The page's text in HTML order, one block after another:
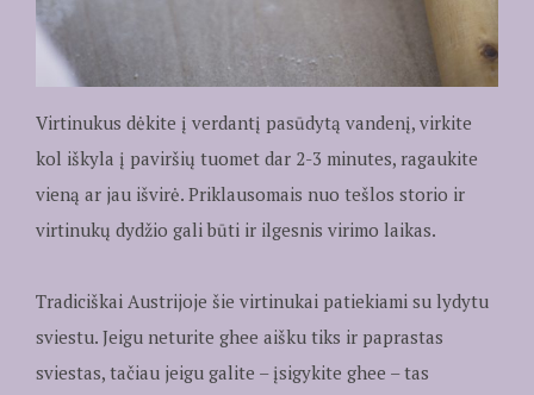
Virtinukus dėkite į verdantį pasūdytą vandenį, virkite
kol iškyla į paviršių tuomet dar 2-3 minutes, ragaukite
vieną ar jau išvirė. Priklausomais nuo tešlos storio ir
virtinukų dydžio gali būti ir ilgesnis virimo laikas.
Tradiciškai Austrijoje šie virtinukai patiekiami su lydytu
sviestu. Jeigu neturite ghee aišku tiks ir paprastas
sviestas, tačiau jeigu galite – įsigykite ghee – tas